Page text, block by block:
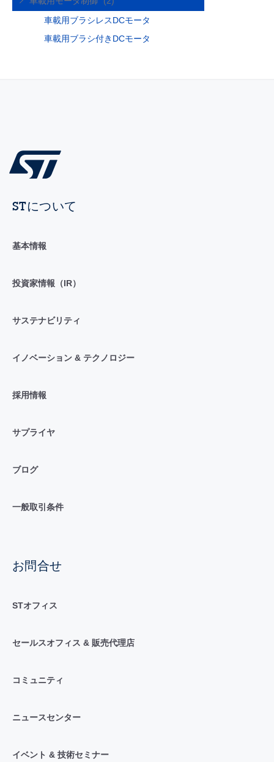
車載用ブラシレスDCモータ
車載用ブラシ付きDCモータ
STについて
基本情報
投資家情報（IR）
サステナビリティ
イノベーション & テクノロジー
採用情報
サプライヤ
ブログ
一般取引条件
お問合せ
STオフィス
セールスオフィス & 販売代理店
コミュニティ
ニュースセンター
イベント & 技術セミナー